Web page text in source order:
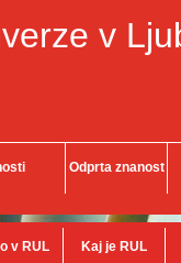
v
Odprta znanost
v RUL Kaj je RUL